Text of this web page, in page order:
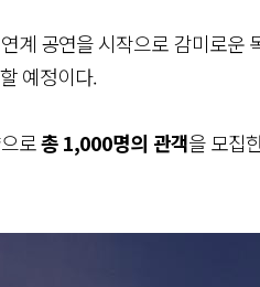
계 공연을 시작으로 감미로운
예정이다.
로총 1,000명의 관객을 모집